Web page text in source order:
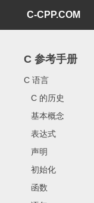
C-CPP.COM
C 参考手册
C 语言
C 的历史
基本概念
表达式
声明
初始化
函数